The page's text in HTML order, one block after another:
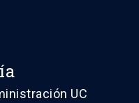
UC